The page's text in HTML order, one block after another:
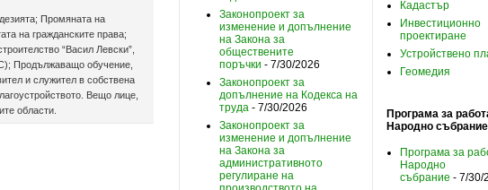
Промяната на
на гражданските права;
“Васил Левски”,
Продължаващо обучение,
и служител в собствена
Вещо лице,
области.
Законопроект за
изменение и допълнение
на Закона за
обществените
поръчки - 7/30/2026
Законопроект за
допълнение на Кодекса на
труда - 7/30/2026
Законопроект за
изменение и допълнение
на Закона за
административното
регулиране на
Кадастър
Инвестиционно
проектиране
Устройствено
Геомедия
Програма за
Народно събрание
Програма за
Народно
събрание - 7/30/